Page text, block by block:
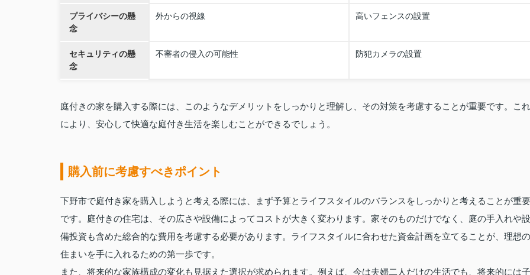
プライバシーの懸
念
外からの視線 高いフェンスの設置
セキュリティの懸
念
不審者の侵入の可能性 防犯カメラの設置
庭付きの家を購入する際には、このようなデメリットをしっかりと理解し、その対策を考慮することが重要です。これ
により、安心して快適な庭付き生活を楽しむことができるでしょう。
購入前に考慮すべきポイント
下野市で庭付き家を購入しようと考える際には、まず予算とライフスタイルのバランスをしっかりと考えることが重要
です。庭付きの住宅は、その広さや設備によってコストが大きく変わります。家そのものだけでなく、庭の手入れや設
備投資も含めた総合的な費用を考慮する必要があります。ライフスタイルに合わせた資金計画を立てることが、理想の
住まいを手に入れるための第一歩です。
また、将来的な家族構成の変化も見据えた選択が求められます。例えば、今は夫婦二人だけの生活でも、将来的には子